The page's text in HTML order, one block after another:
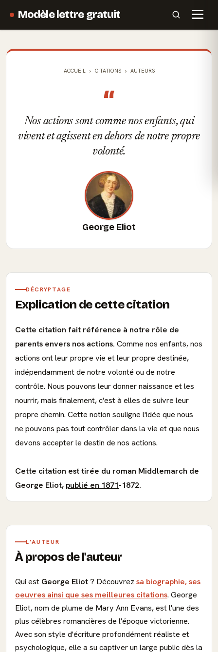
Modèle lettre gratuit
ACCUEIL CITATIONS AUTEURS
“
Nos actions sont comme nos enfants, qui
vivent et agissent en dehors de notre propre
volonté.
George Eliot
DÉCRYPTAGE
Explication de cette citation
Cette citation fait référence à notre rôle de
parents envers nos actions. Comme nos enfants, nos
actions ont leur propre vie et leur propre destinée,
indépendamment de notre volonté ou de notre
contrôle. Nous pouvons leur donner naissance et les
nourrir, mais finalement, c'est à elles de suivre leur
propre chemin. Cette notion souligne l'idée que nous
ne pouvons pas tout contrôler dans la vie et que nous
devons accepter le destin de nos actions.
Cette citation est tirée du roman Middlemarch de
George Eliot, publié en 1871-1872.
L'AUTEUR
À propos de l'auteur
Qui est George Eliot? Découvrez sa biographie, ses
oeuvres ainsi que ses meilleures citations. George
Eliot, nom de plume de Mary Ann Evans, est l'une des
plus célèbres romancières de l'époque victorienne.
Avec son style d'écriture profondément réaliste et
psychologique, elle a su captiver un large public dès la